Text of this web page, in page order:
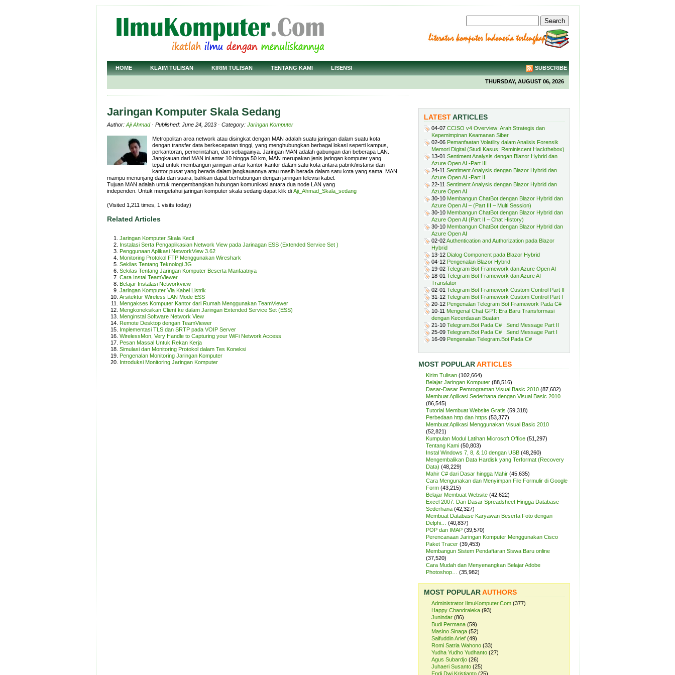
HOME KLAIM TULISAN KIRIM TULISAN TENTANG KAMI LISENSI SUBSCRIBE
THURSDAY, AUGUST 06, 2026
Jaringan Komputer Skala Sedang
Author: Aji Ahmad· Published: June 24, 2013 · Category: Jaringan Komputer
Metropolitan area network atau disingkat dengan MAN adalah suatu jaringan dalam suatu kota
dengan transfer data berkecepatan tinggi, yang menghubungkan berbagai lokasi seperti kampus,
perkantoran, pemerintahan, dan sebagainya. Jaringan MAN adalah gabungan dari beberapa LAN.
Jangkauan dari MAN ini antar 10 hingga 50 km, MAN merupakan jenis jaringan komputer yang
tepat untuk membangun jaringan antar kantor-kantor dalam satu kota antara pabrik/instansi dan
kantor pusat yang berada dalam jangkauannya atau masih berada dalam satu kota yang sama. MAN
mampu menunjang data dan suara, bahkan dapat berhubungan dengan jaringan televisi kabel.
Tujuan MAN adalah untuk mengembangkan hubungan komunikasi antara dua node LAN yang
independen. Untuk mengetahui jaringan komputer skala sedang dapat klik di Aji_Ahmad_Skala_sedang
(Visited 1,211 times, 1 visits today)
Related Articles
Jaringan Komputer Skala Kecil
Instalasi Serta Pengaplikasian Network View pada Jarinagan ESS (Extended Service Set )
Penggunaan Aplikasi NetworkView 3.62
Monitoring Protokol FTP Menggunakan Wireshark
Sekilas Tentang Teknologi 3G
Sekilas Tentang Jaringan Komputer Beserta Manfaatnya
Cara Instal TeamViewer
Belajar Instalasi Networkview
Jaringan Komputer Via Kabel Listrik
Arsitektur Wireless LAN Mode ESS
Mengakses Komputer Kantor dari Rumah Menggunakan TeamViewer
Mengkoneksikan Client ke dalam Jaringan Extended Service Set (ESS)
Menginstal Software Network View
Remote Desktop dengan TeamViewer
Implementasi TLS dan SRTP pada VOIP Server
WirelessMon, Very Handle to Capturing your WiFi Network Access
Pesan Massal Untuk Rekan Kerja
Simulasi dan Monitoring Protokol dalam Tes Koneksi
Pengenalan Monitoring Jaringan Komputer
Introduksi Monitoring Jaringan Komputer
LATESTARTICLES
04-07 CCISO v4 Overview: Arah Strategis dan
Kepemimpinan Keamanan Siber
02-06 Pemanfaatan Volatility dalam Analisis Forensik
Memori Digital (Studi Kasus: Reminiscent Hackthebox)
13-01 Sentiment Analysis dengan Blazor Hybrid dan
Azure Open AI -Part III
24-11 Sentiment Analysis dengan Blazor Hybrid dan
Azure Open AI -Part II
22-11 Sentiment Analysis dengan Blazor Hybrid dan
Azure Open AI
30-10 Membangun ChatBot dengan Blazor Hybrid dan
Azure Open AI – (Part III – Multi Session)
30-10 Membangun ChatBot dengan Blazor Hybrid dan
Azure Open AI (Part II – Chat History)
30-10 Membangun ChatBot dengan Blazor Hybrid dan
Azure Open AI
02-02Authentication and Authorization pada Blazor
Hybrid
13-12 Dialog Component pada Blazor Hybrid
04-12 Pengenalan Blazor Hybrid
19-02 Telegram Bot Framework dan Azure Open AI
18-01 Telegram Bot Framework dan Azure AI
Translator
02-01 Telegram Bot Framework Custom Control Part II
31-12 Telegram Bot Framework Custom Control Part I
20-12 Pengenalan Telegram Bot Framework Pada C#
10-11 Mengenal Chat GPT: Era Baru Transformasi
dengan Kecerdasan Buatan
21-10 Telegram.Bot Pada C# : Send Message Part II
25-09 Telegram.Bot Pada C# : Send Message Part I
16-09 Pengenalan Telegram.Bot Pada C#
MOST POPULARARTICLES
Kirim Tulisan (102,664)
Belajar Jaringan Komputer (88,516)
Dasar-Dasar Pemrograman Visual Basic 2010 (87,602)
Membuat Aplikasi Sederhana dengan Visual Basic 2010
(86,545)
Tutorial Membuat Website Gratis (59,318)
Perbedaan http dan https (53,377)
Membuat Aplikasi Menggunakan Visual Basic 2010
(52,821)
Kumpulan Modul Latihan Microsoft Office (51,297)
Tentang Kami (50,803)
Instal Windows 7, 8, & 10 dengan USB (48,260)
Mengembalikan Data Hardisk yang Terformat (Recovery
Data) (48,229)
Mahir C# dari Dasar hingga Mahir (45,635)
Cara Mengunakan dan Menyimpan File Formulir di Google
Form (43,215)
Belajar Membuat Website (42,622)
Excel 2007: Dari Dasar Spreadsheet Hingga Database
Sederhana (42,327)
Membuat Database Karyawan Beserta Foto dengan
Delphi…
(40,837)
POP dan IMAP (39,570)
Perencanaan Jaringan Komputer Menggunakan Cisco
Paket Tracer (39,453)
Membangun Sistem Pendaftaran Siswa Baru online
(37,520)
Cara Mudah dan Menyenangkan Belajar Adobe
Photoshop…
(35,982)
MOST POPULARAUTHORS
Administrator IlmuKomputer.Com (377)
Happy Chandraleka (93)
Junindar (86)
Budi Permana (59)
Masino Sinaga (52)
Saifuddin Arief (49)
Romi Satria Wahono (33)
Yudha Yudho Yudhanto (27)
Agus Subardjo (26)
Juhaeri Susanto (25)
Endi Dwi Kristianto (25)